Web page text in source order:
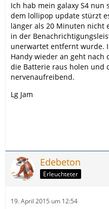
Ich hab mein galaxy S4 nun
dem lollipop update stürzt
länger als 20 Minuten nicht
in der
unerwartet entfernt wurde.
Handy wieder an geht nach
die Batterie raus holen und
nervenaufreibend.
Lg Jam
Edebeton
Erleuchteter
19. April 2015 um 12:54